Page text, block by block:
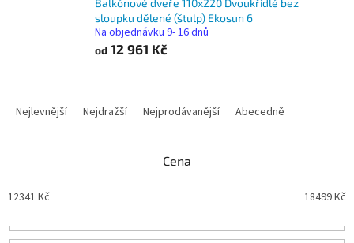
Balkónové dveře 110x220 Dvoukřídlé bez
sloupku dělené (štulp) Ekosun 6
Na objednávku 9- 16 dnů
od 12 961 Kč
p
o
Nejlevnější Nejdražší Nejprodávanější Abecedně
Cena
12341 Kč 18499Kč